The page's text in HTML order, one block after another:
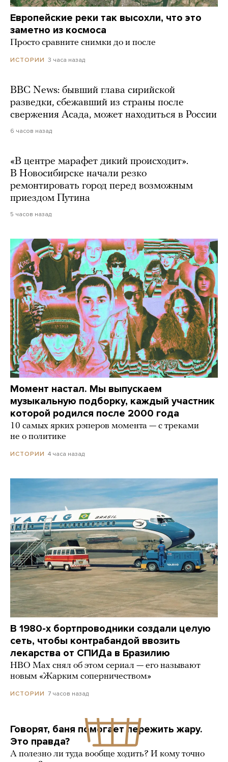
Европейские реки так высохли, что это
заметно из космоса
Просто сравните снимки до и после
ИСТОРИИ 3 часа назад
BBC News: бывший глава сирийской
разведки, сбежавший из страны после
свержения Асада, может находиться в России
6 часов назад
«В центре марафет дикий происходит».
В Новосибирске начали резко
ремонтировать город перед возможным
приездом Путина
5 часов назад
Момент настал. Мы выпускаем
музыкальную подборку, каждый участник
которой родился после 2000 года
10 самых ярких рэперов момента — с треками
не о политике
ИСТОРИИ 4 часа назад
В 1980-х бортпроводники создали целую
сеть, чтобы контрабандой ввозить
лекарства от СПИДа в Бразилию
HBO Max снял об этом сериал — его называют
новым «Жарким соперничеством»
ИСТОРИИ 7 часов назад
Говорят, баня помогает пережить жару.
Это правда?
А полезно ли туда вообще ходить? И кому точно